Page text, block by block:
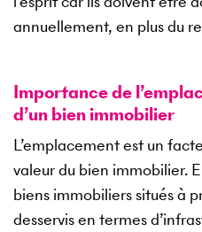
annuellement, en plus du
Importance de
d’un bien immobilier
L’emplacement est un
valeur du bien immobilier.
biens immobiliers situés à
desservis en termes